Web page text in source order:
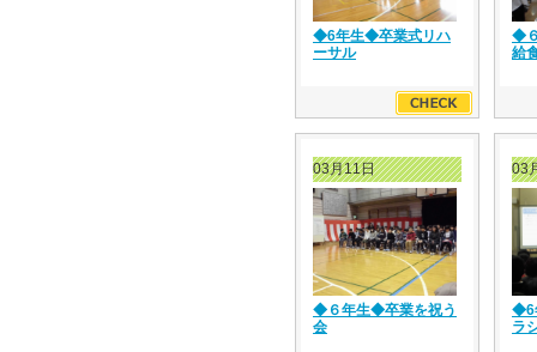
◆6年生◆卒業式リハ
ーサル
◆
給
03月11日
◆６年生◆卒業を祝う
会
03
◆6
ラ